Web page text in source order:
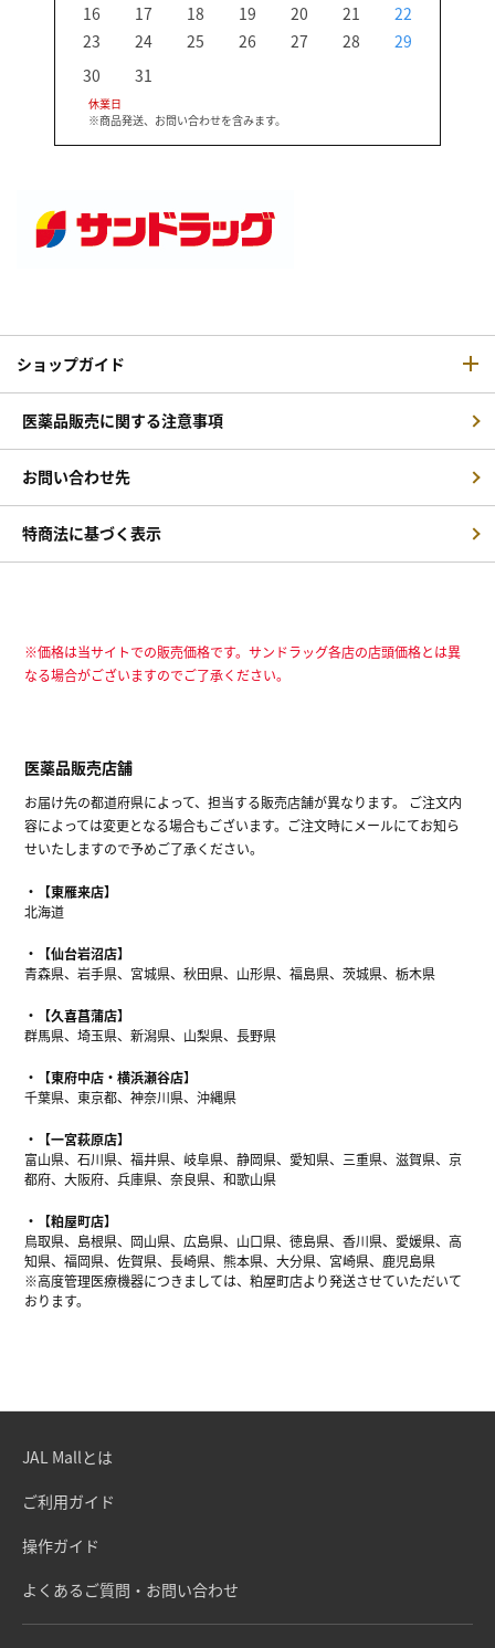
16
17 18 19 20 21
22
23
24 25 26 27 28
29
30
31
休業日
※商品発送、お問い合わせを含みます。
ショップガイド
医薬品販売に関する注意事項
お問い合わせ先
特商法に基づく表示
※価格は当サイトでの販売価格です。サンドラッグ各店の店頭価格とは異
なる場合がございますのでご了承ください。
医薬品販売店舗
お届け先の都道府県によって、担当する販売店舗が異なります。 ご注文内
容によっては変更となる場合もございます。ご注文時にメールにてお知ら
せいたしますので予めご了承ください。
【東雁来店】
北海道
【仙台岩沼店】
青森県、岩手県、宮城県、秋田県、山形県、福島県、茨城県、栃木県
【久喜菖蒲店】
群馬県、埼玉県、新潟県、山梨県、長野県
【東府中店・横浜瀬谷店】
千葉県、東京都、神奈川県、沖縄県
【一宮萩原店】
富山県、石川県、福井県、岐阜県、静岡県、愛知県、三重県、滋賀県、京
都府、大阪府、兵庫県、奈良県、和歌山県
【粕屋町店】
鳥取県、島根県、岡山県、広島県、山口県、徳島県、香川県、愛媛県、高
知県、福岡県、佐賀県、長崎県、熊本県、大分県、宮崎県、鹿児島県
※高度管理医療機器につきましては、粕屋町店より発送させていただいて
おります。
JAL Mallとは
ご利用ガイド
操作ガイド
よくあるご質問・お問い合わせ